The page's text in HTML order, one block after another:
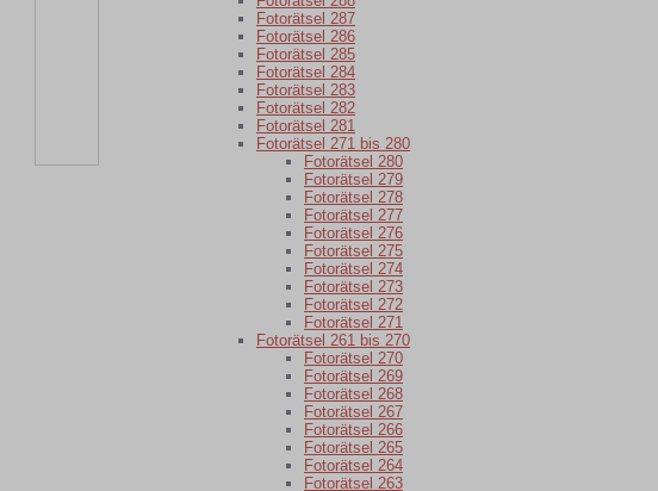
Fotorätsel 287
Fotorätsel 286
Fotorätsel 285
Fotorätsel 284
Fotorätsel 283
Fotorätsel 282
Fotorätsel 281
Fotorätsel 271 bis 280
Fotorätsel 280
Fotorätsel 279
Fotorätsel 278
Fotorätsel 277
Fotorätsel 276
Fotorätsel 275
Fotorätsel 274
Fotorätsel 273
Fotorätsel 272
Fotorätsel 271
Fotorätsel 261 bis 270
Fotorätsel 270
Fotorätsel 269
Fotorätsel 268
Fotorätsel 267
Fotorätsel 266
Fotorätsel 265
Fotorätsel 264
Fotorätsel 263